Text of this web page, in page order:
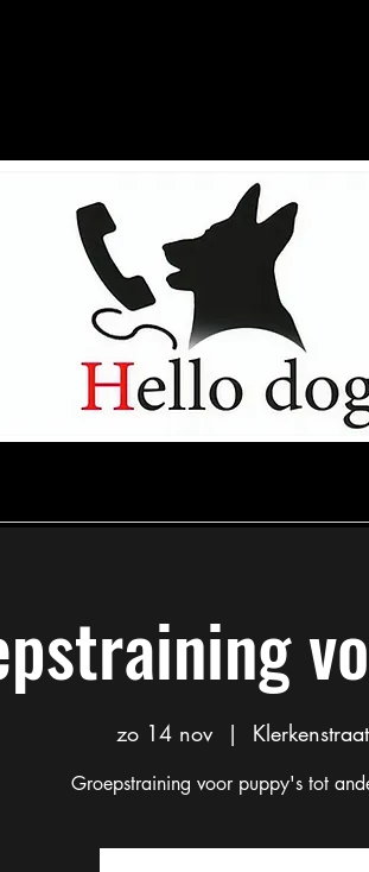
zo 14 nov
  |
Groepstraining voor puppy's tot